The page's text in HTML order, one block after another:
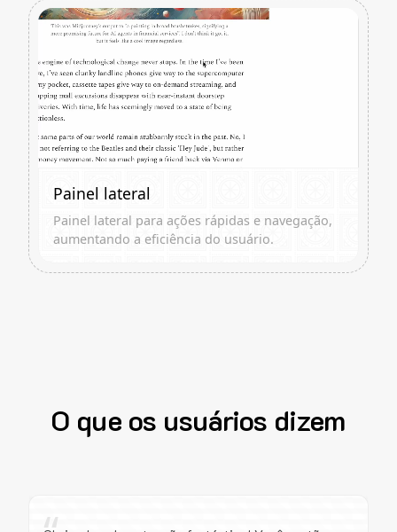
Painel lateral
Painel lateral para ações rápidas e navegação,
aumentando a eficiência do usuário.
O que os usuários dizem